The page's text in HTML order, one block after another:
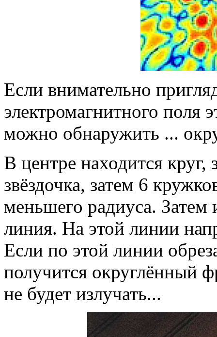
Если внимательно
электромагнитного поля
можно обнаружить ...
В центре находится круг,
звёздочка, затем 6
меньшего радиуса. Затем
линия. На этой линии
Если по этой линии
получится округлённый
не будет излучать...